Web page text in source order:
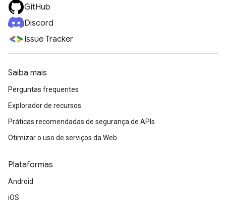
GitHub
Discord
Issue Tracker
Saiba mais
Perguntas frequentes
Explorador de recursos
Práticas recomendadas de segurança de APIs
Otimizar o uso de serviços da Web
Plataformas
Android
iOS